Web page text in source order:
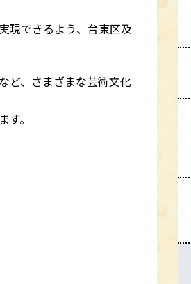
現できるよう、台東区及
ど、さまざまな芸術文化
。